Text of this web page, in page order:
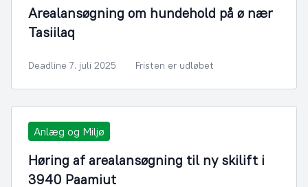
Arealansøgning om hundehold på ø nær
Tasiilaq
Deadline 7. juli 2025 Fristen er udløbet
Anlæg og Miljø
Høring af arealansøgning til ny skilift i
3940 Paamiut